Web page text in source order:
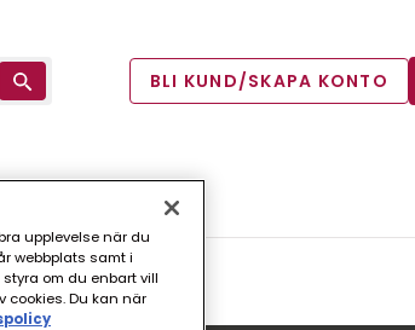
BLI KUND/SKAPA KONTO
upplevelse när du
webbplats samt i
om du enbart vill
Du kan när